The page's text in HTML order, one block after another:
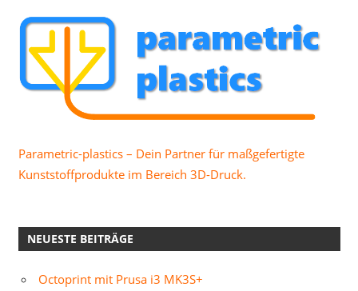
Parametric-plastics – Dein Partner für maßgefertigte
Kunststoffprodukte im Bereich 3D-Druck.
NEUESTE BEITRÄGE
Octoprint mit Prusa i3 MK3S+